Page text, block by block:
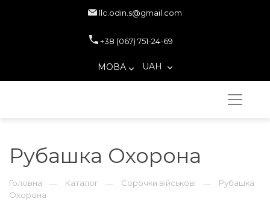
llc.odin.s@gmail.com
+38 (067) 751-24-69
МОВА UAH
Рубашка Охорона
Головна — Каталог — Сорочки військові —
Рубашка
Охорона